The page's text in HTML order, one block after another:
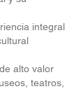
integral
alto valor
teatros,